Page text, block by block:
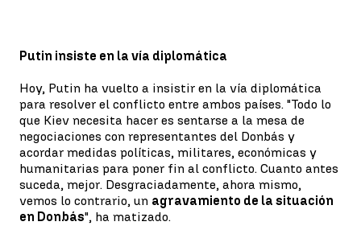
Putin insiste en la vía diplomática
Hoy, Putin ha vuelto a insistir en la vía diplomática
para resolver el conflicto entre ambos países. "Todo lo
que Kiev necesita hacer es sentarse a la mesa de
negociaciones con representantes del Donbás y
acordar medidas políticas, militares, económicas y
humanitarias para poner fin al conflicto. Cuanto antes
suceda, mejor. Desgraciadamente, ahora mismo,
vemos lo contrario, un agravamiento de la situación
en Donbás", ha matizado.